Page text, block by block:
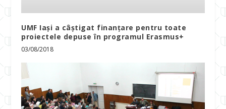
UMF Iași a câștigat finanțare pentru toate
proiectele depuse în programul Erasmus+
03/08/2018